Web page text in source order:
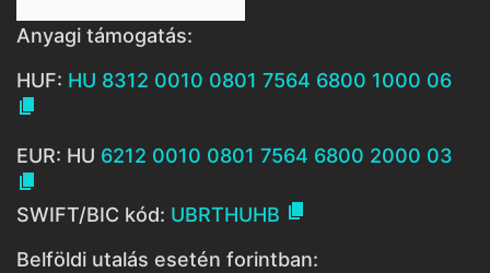
Anyagi támogatás:
HUF: HU 8312 0010 0801 7564 6800 1000 06

EUR: HU 6212 0010 0801 7564 6800 2000 03

SWIFT/BIC kód: UBRTHUHB 
Belföldi utalás esetén forintban: